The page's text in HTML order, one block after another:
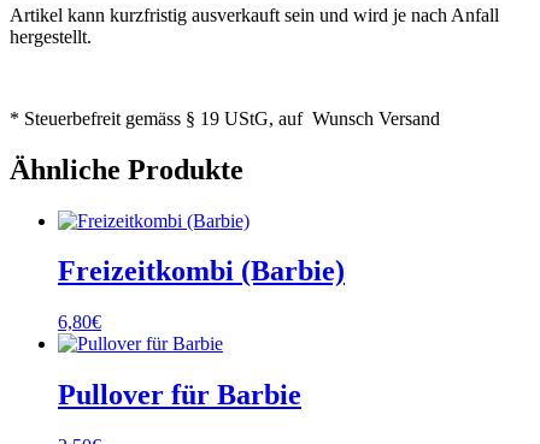
Artikel kann kurzfristig ausverkauft sein und wird je nach Anfall
hergestellt.
* Steuerbefreit gemäss § 19 UStG, auf Wunsch Versand
Ähnliche Produkte
Freizeitkombi (Barbie)
6,80€
Pullover für Barbie